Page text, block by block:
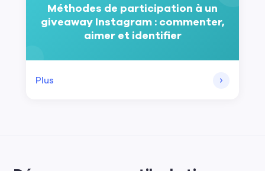
Méthodes de participation à un
giveaway Instagram : commenter,
aimer et identifier
Plus